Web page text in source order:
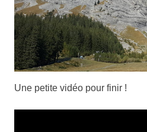
Une petite vidéo pour finir !